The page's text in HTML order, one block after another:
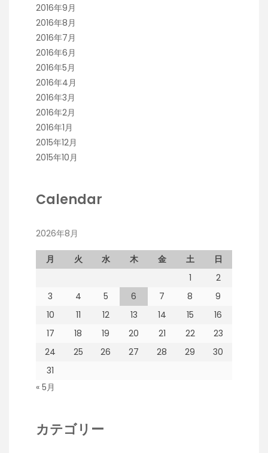
2016年9月
2016年8月
2016年7月
2016年6月
2016年5月
2016年4月
2016年3月
2016年2月
2016年1月
2015年12月
2015年10月
Calendar
2026年8月
月 火 水 木 金 土
日
1
2
3
4 5 6 7 8
9
10
11 12 13 14 15
16
17
18 19 20 21 22
23
24
25 26 27 28 29
30
31
« 5月
カテゴリー